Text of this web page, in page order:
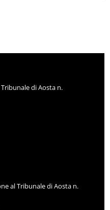
di Aosta n.
al Tribunale di Aosta n.